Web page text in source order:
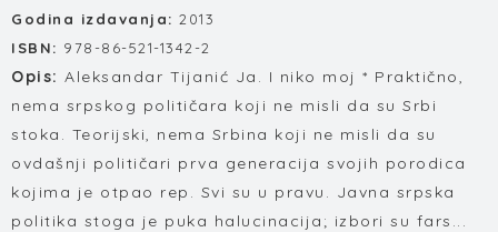
Godina izdavanja: 2013
ISBN: 978-86-521-1342-2
Opis: Aleksandar Tijanić Ja. I niko moj * Praktično,
nema srpskog političara koji ne misli da su Srbi
stoka. Teorijski, nema Srbina koji ne misli da su
ovdašnji političari prva generacija svojih porodica
kojima je otpao rep. Svi su u pravu. Javna srpska
politika stoga je puka halucinacija; izbori su fars...